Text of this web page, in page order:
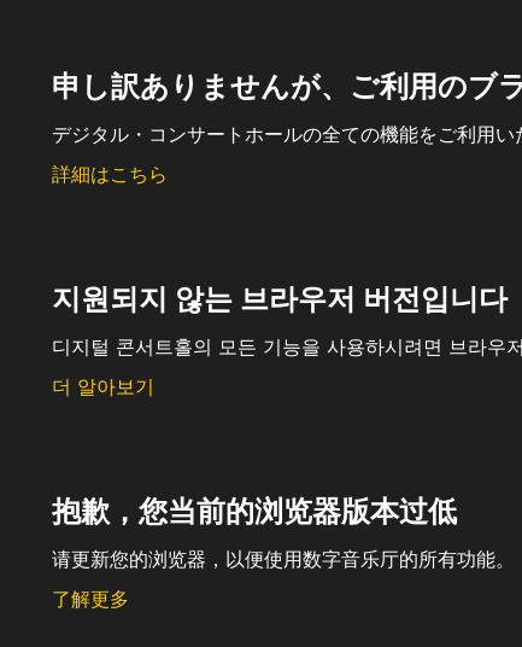
申し訳ありませんが、ご利用のブ
デジタル・コンサートホールの全ての機能をご利用
詳細はこちら
지원되지 않는 브라우저 버전입니다
디지털 콘서트홀의 모든 기능을 사용하시려면 브라우
더 알아보기
抱歉，您当前的浏览器版本过低
请更新您的浏览器，以便使用数字音乐厅的所有功能。
了解更多